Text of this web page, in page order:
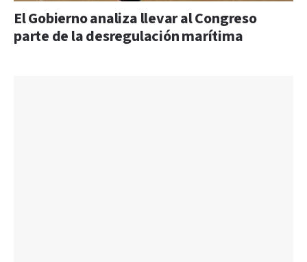
El Gobierno analiza llevar al Congreso
parte de la desregulación marítima